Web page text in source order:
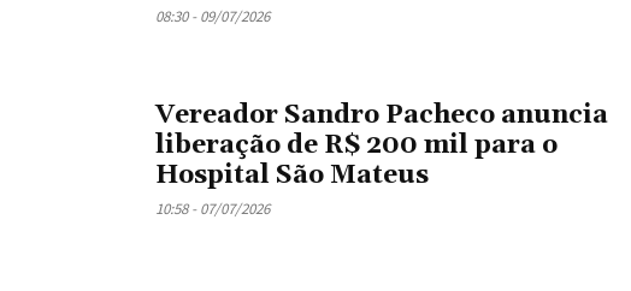
08:30 - 09/07/2026
Vereador Sandro Pacheco anuncia
liberação de R$ 200 mil para o
Hospital São Mateus
10:58 - 07/07/2026